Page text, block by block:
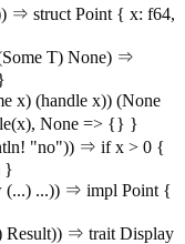
⇒ struct Point { x: f64,
T) None) ⇒
x) (handle x)) (None
None => {} }
"no")) ⇒ if x > 0 {
}
(...) ...)) ⇒ impl Point {
Result)) ⇒ trait Display